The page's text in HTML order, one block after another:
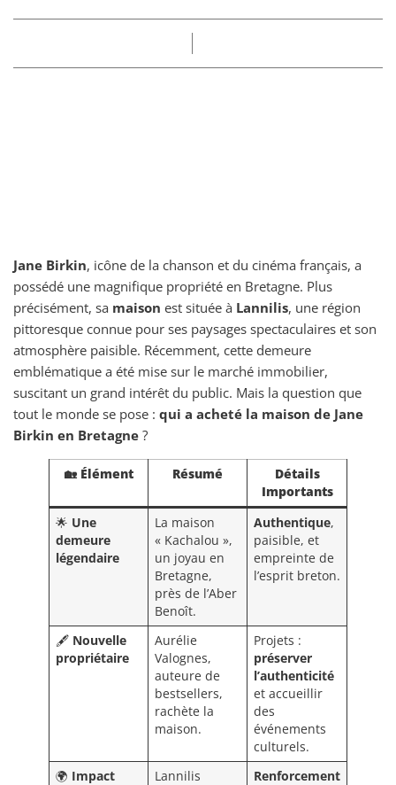
Jane Birkin, icône de la chanson et du cinéma français, a
possédé une magnifique propriété en Bretagne. Plus
précisément, sa maison est située à Lannilis, une région
pittoresque connue pour ses paysages spectaculaires et son
atmosphère paisible. Récemment, cette demeure
emblématique a été mise sur le marché immobilier,
suscitant un grand intérêt du public. Mais la question que
tout le monde se pose : qui a acheté la maison de Jane
Birkin en Bretagne ?
🏡 Élément Résumé
Détails
Importants
🌟 Une
demeure
légendaire
La maison
« Kachalou »,
un joyau en
Bretagne,
près de l’Aber
Benoît.
Authentique,
paisible, et
empreinte de
l’esprit breton.
🖋️ Nouvelle
propriétaire
Aurélie
Valognes,
auteure de
bestsellers,
rachète la
maison.
Projets :
préserver
l’authenticité
et accueillir
des
événements
culturels.
🌍 Impact
Lannilis
Renforcement